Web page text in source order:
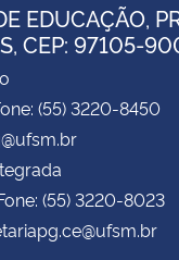
EDUCAÇÃO,
CEP: 97105-
(55) 3220-8450
(55) 3220-8023